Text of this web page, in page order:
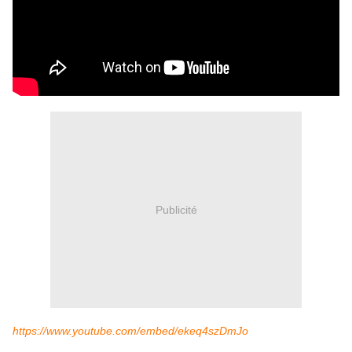
Publicité
https://www.youtube.com/embed/ekeq4szDmJo